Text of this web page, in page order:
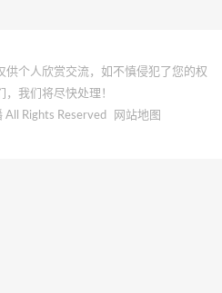
供个人欣赏交流，如不慎侵犯了您的权
，我们将尽快处理！
All Rights Reserved 网站地图